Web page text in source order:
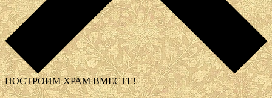
ПОСТРОИМ ХРАМ ВМЕСТЕ!